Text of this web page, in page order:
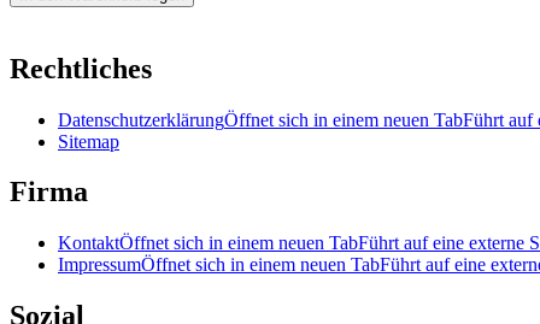
Rechtliches
DatenschutzerklärungÖffnet sich in einem neuen TabFührt auf
Sitemap
Firma
KontaktÖffnet sich in einem neuen TabFührt auf eine externe
ImpressumÖffnet sich in einem neuen TabFührt auf eine
Sozial